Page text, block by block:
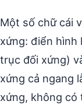
Một số chữ cái
xứng: điển hình
trục đối xứng)
xứng cả ngang
xứng, không có